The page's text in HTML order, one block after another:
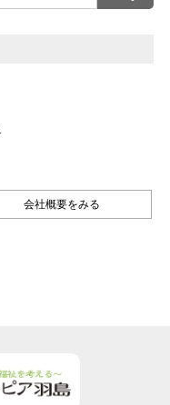
会社概要をみる